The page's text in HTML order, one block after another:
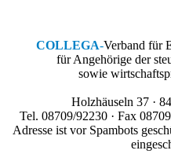
COLLEGA-Verband für
für Angehörige der
sowie
Holzhäuseln 37 ·
Tel. 08709/92230 · Fax
Adresse ist vor Spambots